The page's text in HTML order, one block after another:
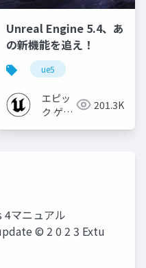
ル ゲーム制作
Unreal Engine 5.4、あ
の新機能を追え！
ue5
エピッ
ク ゲー
201.3K
マニュアル
© 2 0 2 3 Extu